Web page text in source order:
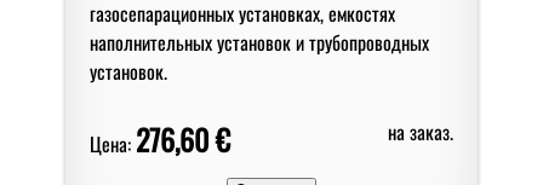
газосепарационных установках, емкостях
наполнительных установок и трубопроводных
установок.
Цена: 276,60 € на заказ.